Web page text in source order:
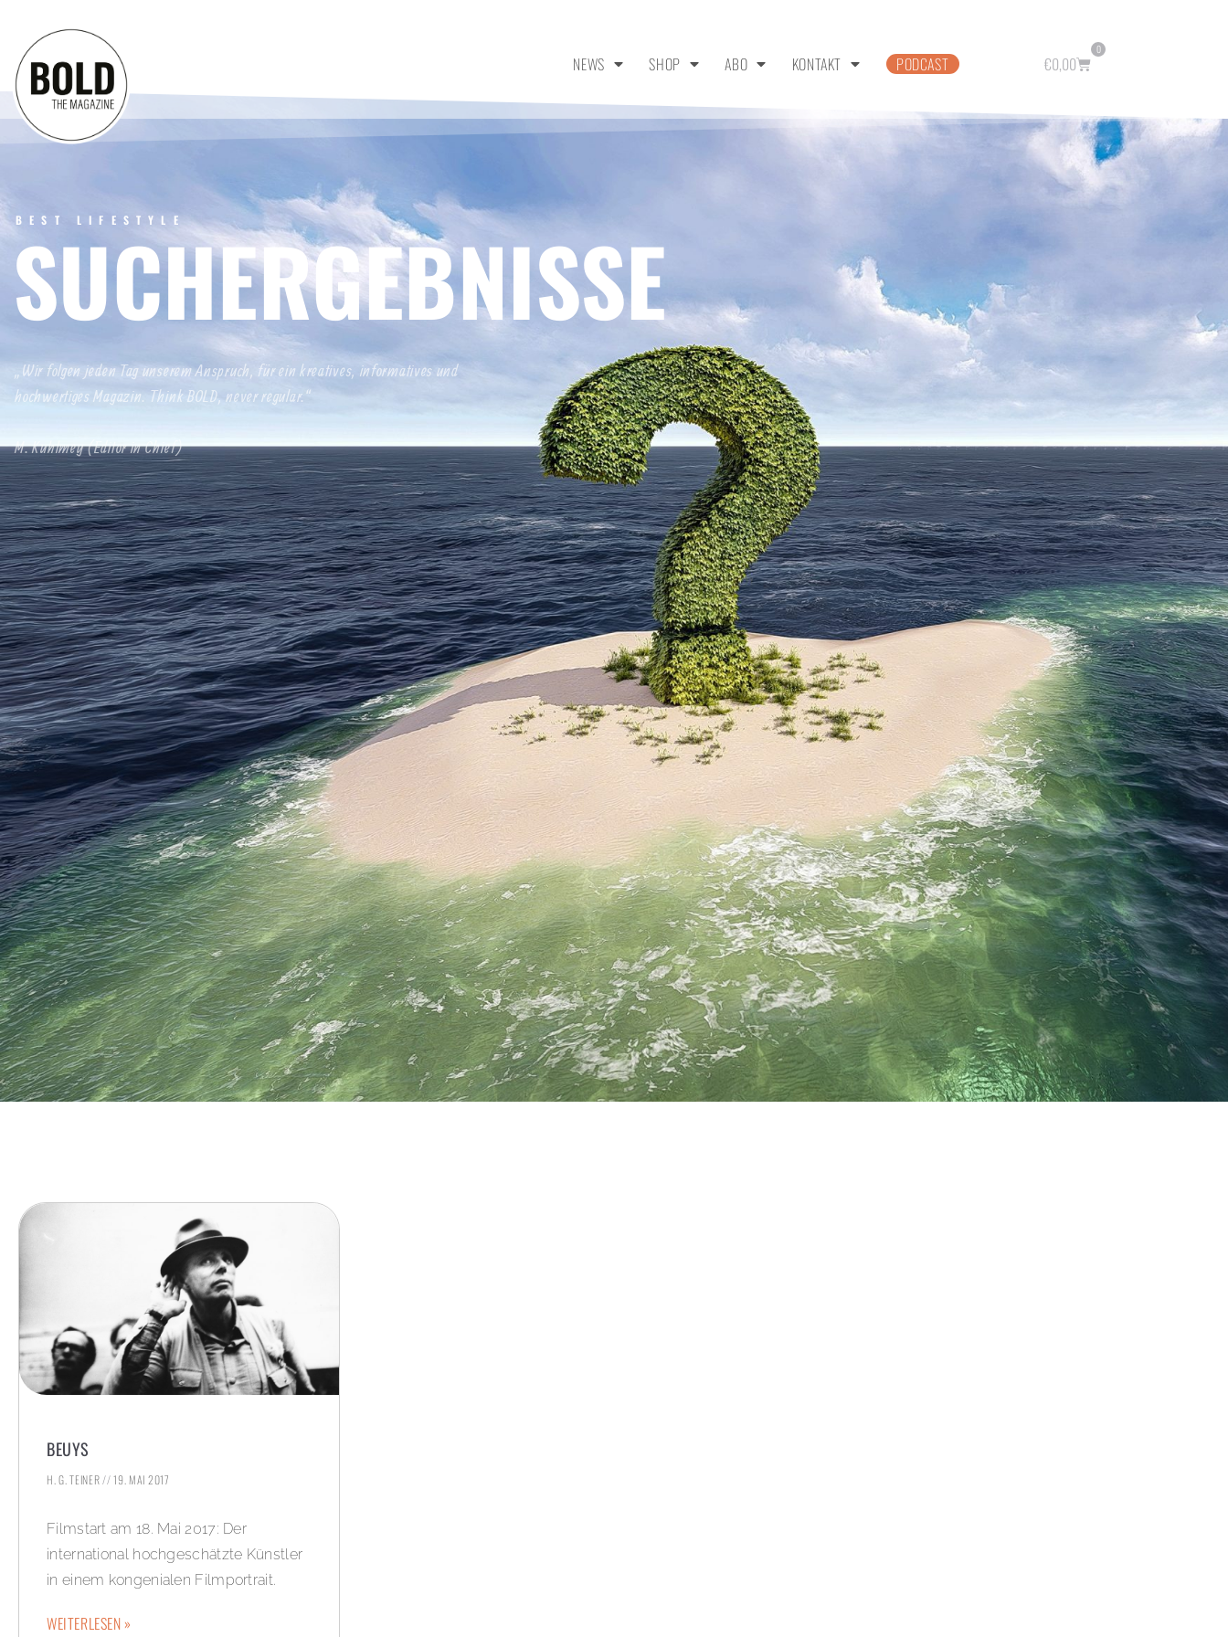
NEWS SHOP ABO KONTAKT PODCAST €0,00
0
BEST LIFESTYLE
SUCHERGEBNISSE
„Wir folgen jeden Tag unserem Anspruch, für ein kreatives, informatives und
hochwertiges Magazin. Think BOLD, never regular.“
M. Kuhlmey (Editor in Chief)
BEUYS
H. G. TEINER 19. MAI 2017
Filmstart am 18. Mai 2017: Der
international hochgeschätzte Künstler
in einem kongenialen Filmportrait.
WEITERLESEN »